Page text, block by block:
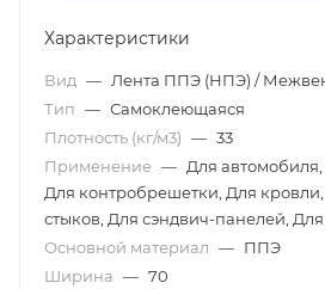
Характеристики
Вид — Лента ППЭ (НПЭ) /
Тип — Самоклеющаяся
Плотность (кг/м3) — 33
Применение — Для
Для контробрешетки, Для
стыков, Для сэндвич-панелей,
Основной материал — ППЭ
Ширина — 70